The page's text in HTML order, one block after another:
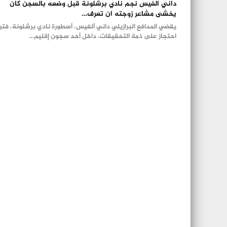
داني الفيس نجم نادي برشلونة قبل وضعه بالسجن كان
يخشى مشاعر زوجته ان تعرف…
يقضي المدافع البرازيلي داني ألفيس، أسطورة نادي برشلونة،
احتجاز على ذمة التحقيقات، داخل أحد سجون إقليم…